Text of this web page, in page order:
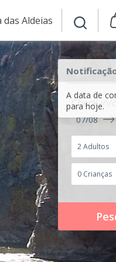
das Aldeias
A data de
para hoje.
Check in/
07/08